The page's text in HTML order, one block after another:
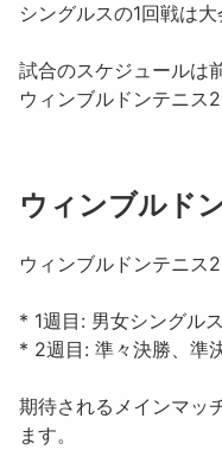
シングルスの1回戦は
試合のスケジュールは
ウィンブルドンテニス
ウィンブルド
ウィンブルドンテニス
* 1週目 : 男女シングル
* 2週目 : 準々決勝、準
期待されるメインマッ
ます。